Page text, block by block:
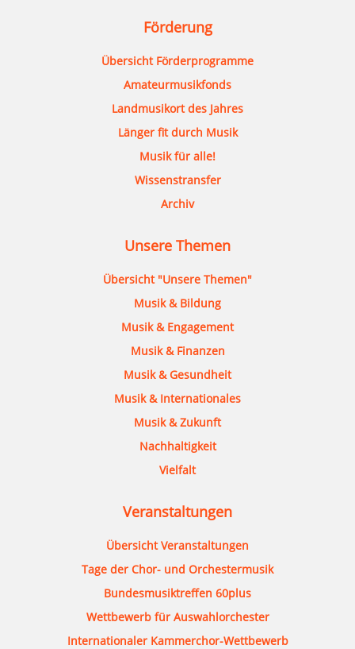
Förderung
Übersicht Förderprogramme
Amateurmusikfonds
Landmusikort des Jahres
Länger fit durch Musik
Musik für alle!
Wissenstransfer
Archiv
Unsere Themen
Übersicht "Unsere Themen"
Musik & Bildung
Musik & Engagement
Musik & Finanzen
Musik & Gesundheit
Musik & Internationales
Musik & Zukunft
Nachhaltigkeit
Vielfalt
Veranstaltungen
Übersicht Veranstaltungen
Tage der Chor- und Orchestermusik
Bundesmusiktreffen 60plus
Wettbewerb für Auswahlorchester
Internationaler Kammerchor-Wettbewerb